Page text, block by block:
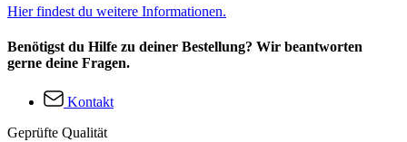
Hier findest du weitere Informationen.
Benötigst du Hilfe zu deiner Bestellung? Wir beantworten
gerne deine Fragen.
Kontakt
Geprüfte Qualität